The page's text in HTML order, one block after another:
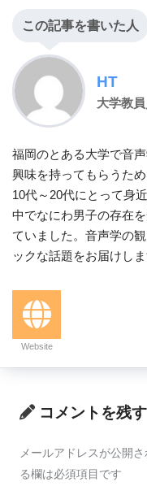
この記事を書いた人
HT
大学教
福岡のとある大学で音
興味を持ってもらうた
10代～20代にとって身
中でなにわ男子の存在
ていました。音声学の
ックな話題をお届けしま
Website
コメントを残す
メールアドレスが公開
る欄は必須項目です